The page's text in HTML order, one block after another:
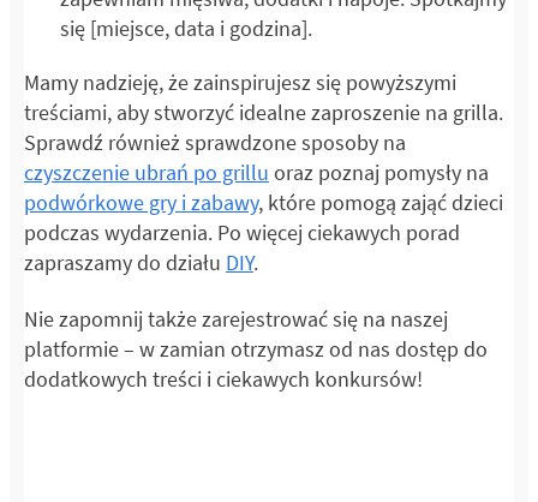
się [miejsce, data i godzina].
Mamy nadzieję, że zainspirujesz się powyższymi
treściami, aby stworzyć idealne zaproszenie na grilla.
Sprawdź również sprawdzone sposoby na
czyszczenie ubrań po grillu oraz poznaj pomysły na
podwórkowe gry i zabawy, które pomogą zająć dzieci
podczas wydarzenia. Po więcej ciekawych porad
zapraszamy do działu DIY.
Nie zapomnij także zarejestrować się na naszej
platformie – w zamian otrzymasz od nas dostęp do
dodatkowych treści i ciekawych konkursów!